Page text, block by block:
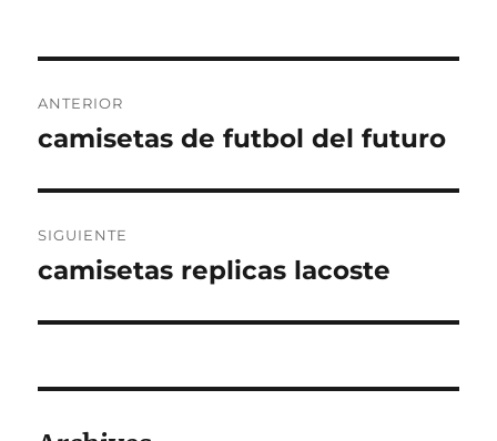
de
ANTERIOR
Entrada
camisetas de futbol del futuro
SIGUIENTE
Entrada
camisetas replicas lacoste